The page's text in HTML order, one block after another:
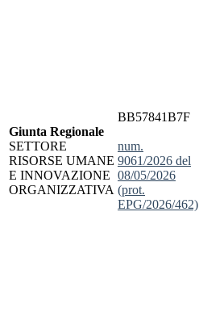
Giunta Regionale
SETTORE
RISORSE UMANE
E INNOVAZIONE
ORGANIZZATIVA
BB57841B7F
num.
9061/2026 del
08/05/2026
(prot.
EPG/2026/462)